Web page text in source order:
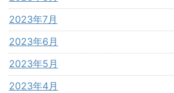
2023年7月
2023年6月
2023年5月
2023年4月